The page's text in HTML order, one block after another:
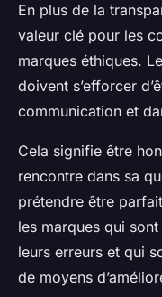
En plus de la
valeur clé pour les
marques éthiques.
doivent s’efforcer
communication et
Cela signifie être
rencontre dans sa
prétendre être
les marques qui
leurs erreurs et qui
de moyens